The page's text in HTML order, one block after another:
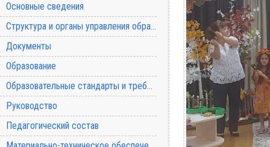
Основные сведения
Структура и органы управления образовательной организацией
Документы
Образование
Образовательные стандарты и требования
Руководство
Педагогический состав